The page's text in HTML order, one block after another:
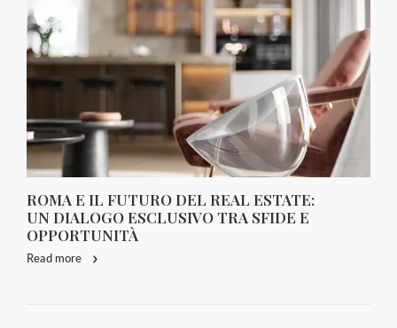
ROMA E IL FUTURO DEL REAL ESTATE:
UN DIALOGO ESCLUSIVO TRA SFIDE E
OPPORTUNITÀ
Read more